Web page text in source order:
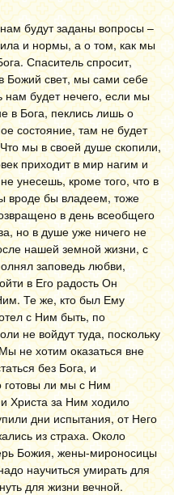
будут заданы вопросы –
и нормы, а о том, как мы
Спаситель спросит,
Божий свет, мы сами себе
нам будет нечего, если мы
в Бога, пеклись лишь о
состояние, там не будет
мы в своей душе скопили,
приходит в мир нагим и
унесешь, кроме того, что в
вроде бы владеем, тоже
в день всеобщего
но в душе уже ничего не
нашей земной жизни, с
заповедь любви,
в Его радость Он
Те же, кто был Ему
с Ним быть, по
не войдут туда, поскольку
не хотим оказаться вне
без Бога, и
готовы ли мы с Ним
Христа за Ним ходило
дни испытания, от Него
из страха. Около
Божия, жены-мироносицы
научиться умирать для
для жизни вечной.